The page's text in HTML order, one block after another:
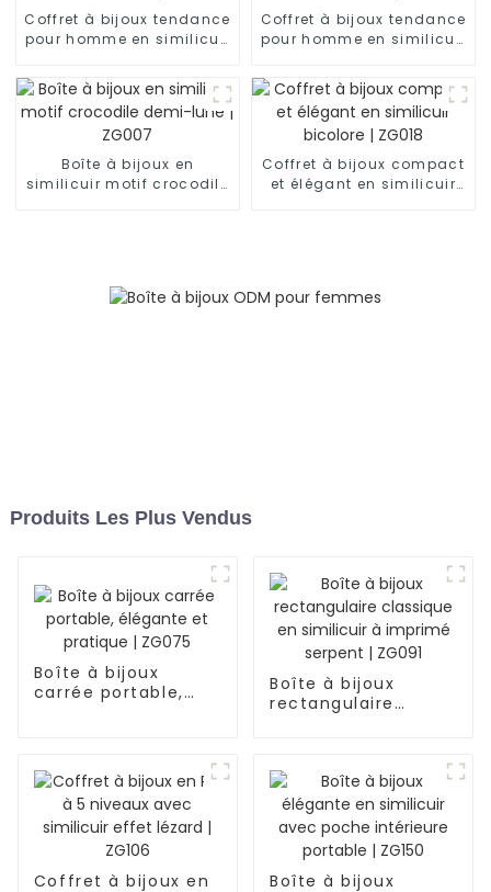
Coffret à bijoux tendance
pour homme en similicuir
emplacements pour
montres et clé | BG052
Coffret à bijoux tendance
pour homme en similicuir
emplacements pour
montres et clé | BG053
Boîte à bijoux en
similicuir motif crocodile
Coffret à bijoux compact
et élégant en similicuir
Produits Les Plus Vendus
Boîte à bijoux
carrée portable,
Boîte à bijoux
rectangulaire
Coffret à bijoux en
Boîte à bijoux